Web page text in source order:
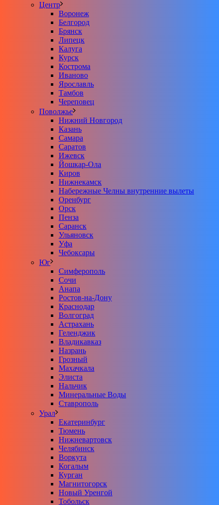
Центр
Воронеж
Белгород
Брянск
Липецк
Калуга
Курск
Кострома
Иваново
Ярославль
Тамбов
Череповец
Поволжье
Нижний Новгород
Казань
Самара
Саратов
Ижевск
Йошкар-Ола
Киров
Нижнекамск
Набережные Челны внутренние вылеты
Оренбург
Орск
Пенза
Саранск
Ульяновск
Уфа
Чебоксары
Юг
Симферополь
Сочи
Анапа
Ростов-на-Дону
Краснодар
Волгоград
Астрахань
Геленджик
Владикавказ
Назрань
Грозный
Махачкала
Элиста
Нальчик
Минеральные Воды
Ставрополь
Урал
Екатеринбург
Тюмень
Нижневартовск
Челябинск
Воркута
Когалым
Курган
Магнитогорск
Новый Уренгой
Тобольск